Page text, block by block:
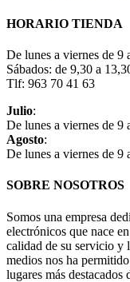
HORARIO TIENDA
De lunes a viernes de 9
Sábados: de 9,30 a
Tlf: 963 70 41 63
Julio:
De lunes a viernes de 9
Agosto:
De lunes a viernes de 9
SOBRE NOSOTROS
Somos una empresa
electrónicos que nace
calidad de su servicio y
medios nos ha
lugares más destacados